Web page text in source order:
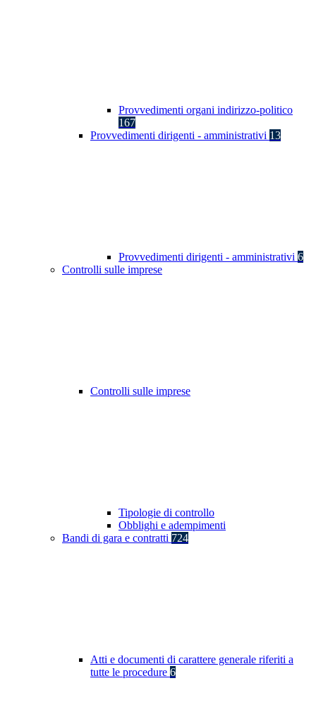
Provvedimenti organi indirizzo-politico
167
Provvedimenti dirigenti - amministrativi 13
Provvedimenti dirigenti - amministrativi 6
Controlli sulle imprese
Controlli sulle imprese
Tipologie di controllo
Obblighi e adempimenti
Bandi di gara e contratti 724
Atti e documenti di carattere generale riferiti a
tutte le procedure 6